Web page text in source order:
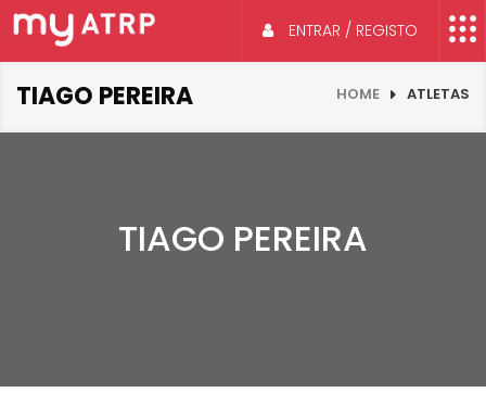
ENTRAR / REGISTO
TIAGO PEREIRA HOME ATLETAS
TIAGO PEREIRA